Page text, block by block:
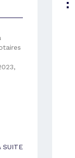
SUITE